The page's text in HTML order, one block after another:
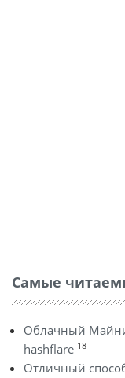
Самые
Облачный
hashflare 18
Отличный